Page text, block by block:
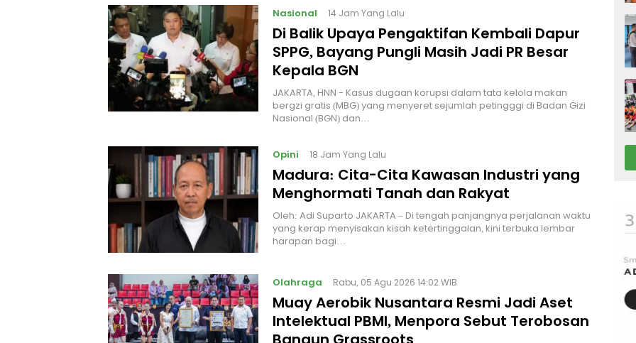
Nasional 14 Jam Yang Lalu
Di Balik Upaya Pengaktifan Kembali Dapur
SPPG, Bayang Pungli Masih Jadi PR Besar
Kepala BGN
JAKARTA, HNN - Kasus dugaan korupsi dalam tata kelola makan
bergzi gratis (MBG) yang menyeret sejumlah petingggi di Badan Gizi
Nasional (BGN) dan…
Opini 18 Jam Yang Lalu
Madura: Cita-Cita Kawasan Industri yang
Menghormati Tanah dan Rakyat
Oleh: Adi Suparto JAKARTA – Di tengah panjangnya perjalanan waktu
yang kerap menyisakan kisah ketertinggalan, kini terbuka lembar
harapan bagi…
Olahraga Rabu, 05 Agu 2026 14:02 WIB
Muay Aerobik Nusantara Resmi Jadi Aset
Intelektual PBMI, Menpora Sebut Terobosan